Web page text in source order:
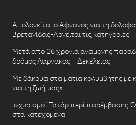
Απολογείται ο Αφγανός για τη
Βρετανίδας-Αρνείται τις κατηγορίες
Μετά από 26 χρόνια αναμονής
δρόμος Λάρνακας – Δεκέλειας
Με δάκρυα στα μάτια κολυμβητής με
για τη ζωή μας»
Ισχυρισμοί Τατάρ περί παρέμβασης
στα κατεχόμενα